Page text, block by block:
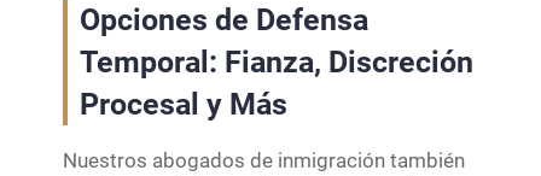
Opciones de Defensa
Temporal: Fianza, Discreción
Procesal y Más
Nuestros abogados de inmigración también